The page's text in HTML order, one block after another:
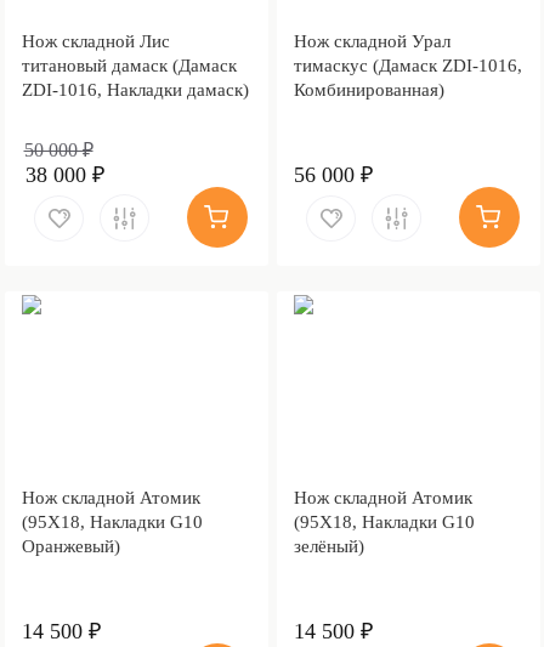
Нож складной Лис
титановый дамаск (Дамаск
ZDI-1016, Накладки дамаск)
50 000 ₽
38 000 ₽
Нож складной Урал
тимаскус (Дамаск ZDI-1016,
Комбинированная)
56 000 ₽
Нож складной Атомик
(95Х18, Накладки G10
Оранжевый)
14 500 ₽
Нож складной Атомик
(95Х18, Накладки G10
зелёный)
14 500 ₽